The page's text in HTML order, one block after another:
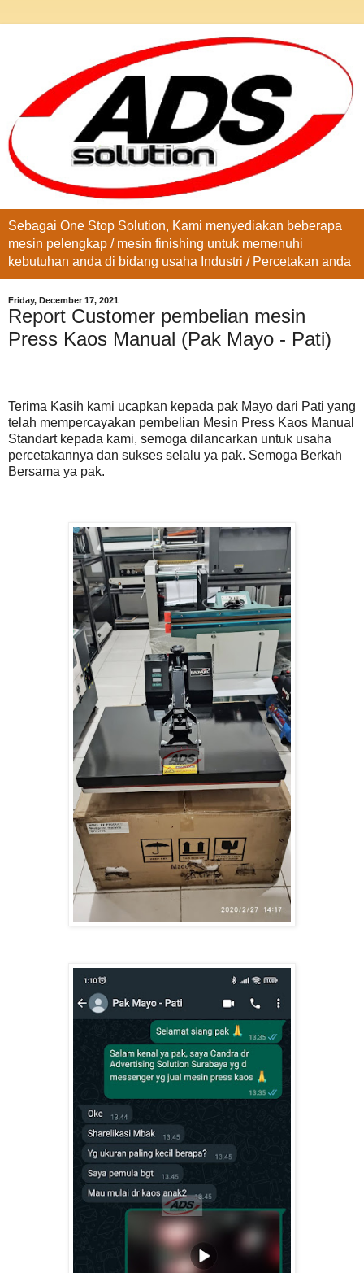
Sebagai One Stop Solution, Kami menyediakan beberapa
mesin pelengkap / mesin finishing untuk memenuhi
kebutuhan anda di bidang usaha Industri / Percetakan anda
Friday, December 17, 2021
Report Customer pembelian mesin
Press Kaos Manual (Pak Mayo - Pati)
Terima Kasih kami ucapkan kepada pak Mayo dari Pati yang
telah mempercayakan pembelian Mesin Press Kaos Manual
Standart kepada kami, semoga dilancarkan untuk usaha
percetakannya dan sukses selalu ya pak. Semoga Berkah
Bersama ya pak.